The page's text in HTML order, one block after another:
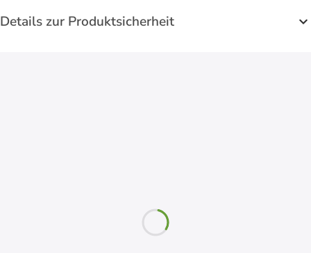
Details zur Produktsicherheit